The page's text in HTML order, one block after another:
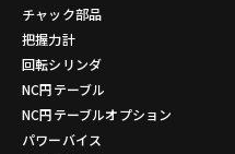
チャック部品
把握力計
回転シリンダ
NC円テーブル
NC円テーブルオプション
パワーバイス